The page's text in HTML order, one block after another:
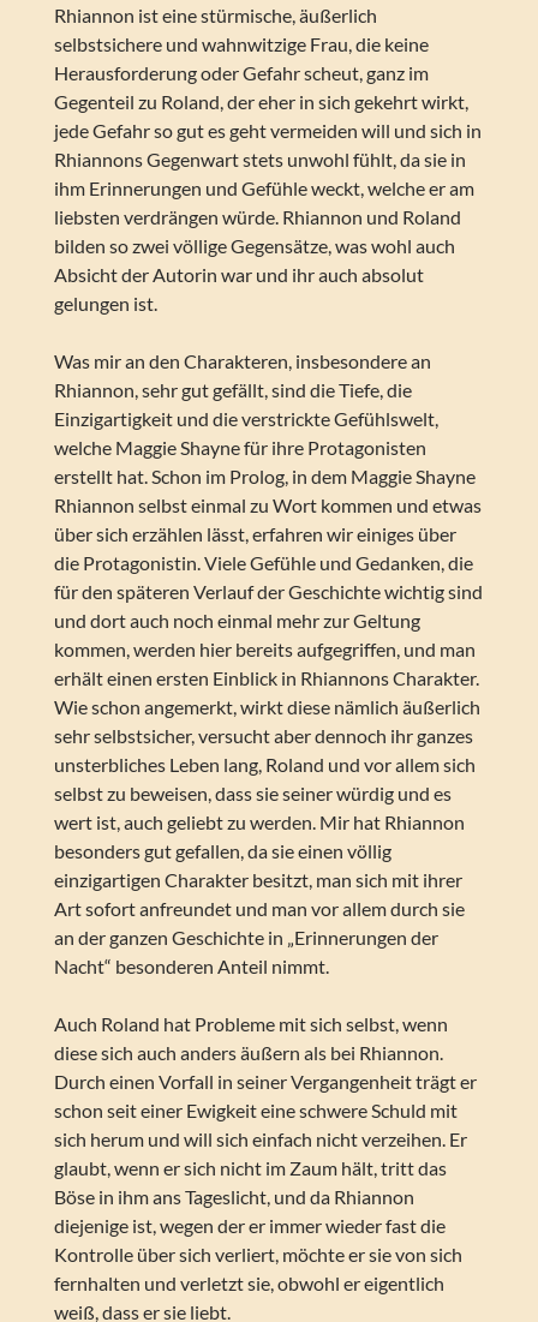
Rhiannon ist eine stürmische, äußerlich
selbstsichere und wahnwitzige Frau, die keine
Herausforderung oder Gefahr scheut, ganz im
Gegenteil zu Roland, der eher in sich gekehrt wirkt,
jede Gefahr so gut es geht vermeiden will und sich in
Rhiannons Gegenwart stets unwohl fühlt, da sie in
ihm Erinnerungen und Gefühle weckt, welche er am
liebsten verdrängen würde. Rhiannon und Roland
bilden so zwei völlige Gegensätze, was wohl auch
Absicht der Autorin war und ihr auch absolut
gelungen ist.
Was mir an den Charakteren, insbesondere an
Rhiannon, sehr gut gefällt, sind die Tiefe, die
Einzigartigkeit und die verstrickte Gefühlswelt,
welche Maggie Shayne für ihre Protagonisten
erstellt hat. Schon im Prolog, in dem Maggie Shayne
Rhiannon selbst einmal zu Wort kommen und etwas
über sich erzählen lässt, erfahren wir einiges über
die Protagonistin. Viele Gefühle und Gedanken, die
für den späteren Verlauf der Geschichte wichtig sind
und dort auch noch einmal mehr zur Geltung
kommen, werden hier bereits aufgegriffen, und man
erhält einen ersten Einblick in Rhiannons Charakter.
Wie schon angemerkt, wirkt diese nämlich äußerlich
sehr selbstsicher, versucht aber dennoch ihr ganzes
unsterbliches Leben lang, Roland und vor allem sich
selbst zu beweisen, dass sie seiner würdig und es
wert ist, auch geliebt zu werden. Mir hat Rhiannon
besonders gut gefallen, da sie einen völlig
einzigartigen Charakter besitzt, man sich mit ihrer
Art sofort anfreundet und man vor allem durch sie
an der ganzen Geschichte in „Erinnerungen der
Nacht“ besonderen Anteil nimmt.
Auch Roland hat Probleme mit sich selbst, wenn
diese sich auch anders äußern als bei Rhiannon.
Durch einen Vorfall in seiner Vergangenheit trägt er
schon seit einer Ewigkeit eine schwere Schuld mit
sich herum und will sich einfach nicht verzeihen. Er
glaubt, wenn er sich nicht im Zaum hält, tritt das
Böse in ihm ans Tageslicht, und da Rhiannon
diejenige ist, wegen der er immer wieder fast die
Kontrolle über sich verliert, möchte er sie von sich
fernhalten und verletzt sie, obwohl er eigentlich
weiß, dass er sie liebt.